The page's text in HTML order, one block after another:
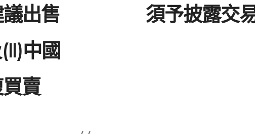
出售
中國
賣
須予披露交